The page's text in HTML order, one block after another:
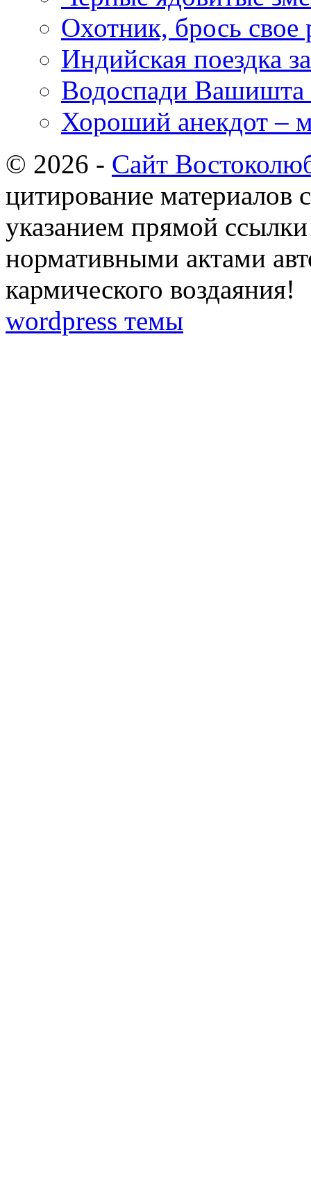
Охотник, брось свое
Индийская поездка
Водоспади Вашишта
Хороший анекдот –
© 2026 - Сайт
цитирование материалов
указанием прямой
нормативными актами
кармического воздаяния!
wordpress темы